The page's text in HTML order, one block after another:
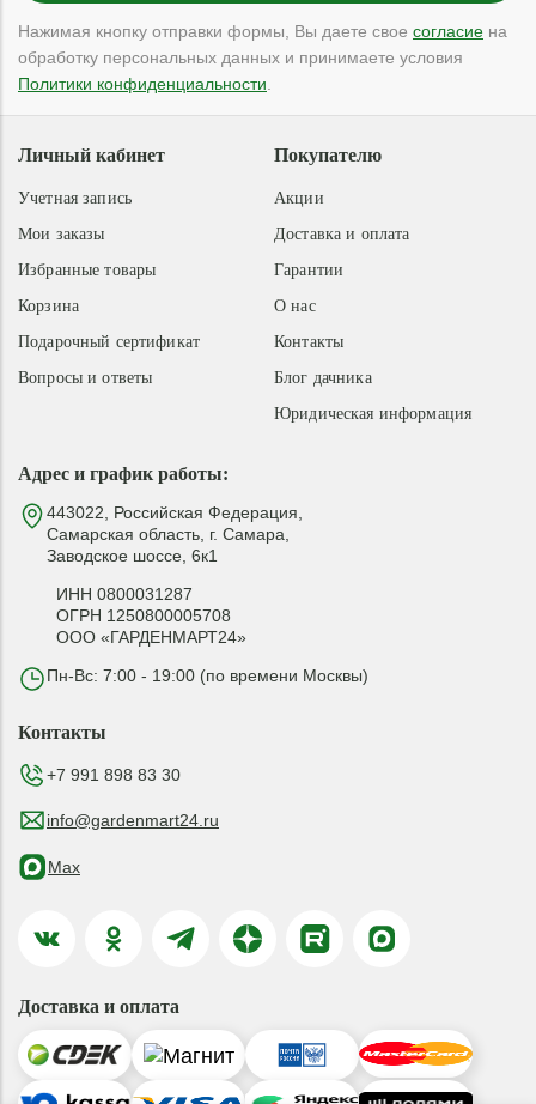
Нажимая кнопку отправки формы, Вы даете свое согласие на
обработку персональных данных и принимаете условия
Политики конфиденциальности
Адрес и график работы:
443022, Российская Федерация,
Самарская область, г. Самара,
Заводское шоссе, 6к1
ИНН 0800031287
ОГРН 1250800005708
ООО «ГАРДЕНМАРТ24»
Пн-Вс: 7:00 - 19:00 (по времени Москвы)
Покупателю
Акции
Доставка и оплата
Гарантии
О нас
Контакты
Блог дачника
Юридическая информация
Личный кабинет
Учетная запись
Мои заказы
Избранные товары
Корзина
Подарочный сертификат
Вопросы и ответы
Контакты
+7 991 898 83 30
info@gardenmart24.ru
Max
Доставка и оплата